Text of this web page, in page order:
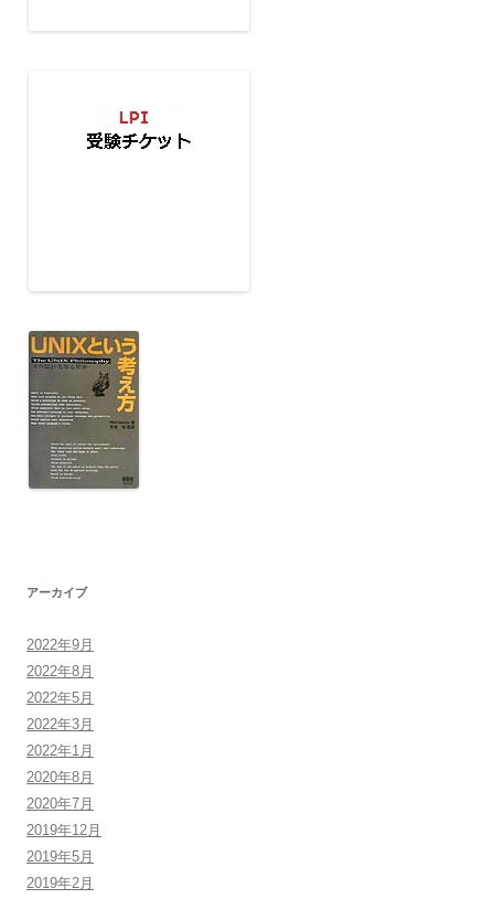
アーカイブ
2022年9月
2022年8月
2022年5月
2022年3月
2022年1月
2020年8月
2020年7月
2019年12月
2019年5月
2019年2月